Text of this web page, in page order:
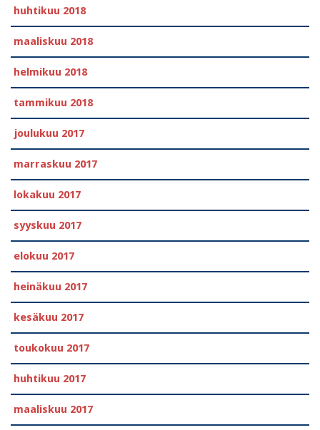
huhtikuu 2018
maaliskuu 2018
helmikuu 2018
tammikuu 2018
joulukuu 2017
marraskuu 2017
lokakuu 2017
syyskuu 2017
elokuu 2017
heinäkuu 2017
kesäkuu 2017
toukokuu 2017
huhtikuu 2017
maaliskuu 2017